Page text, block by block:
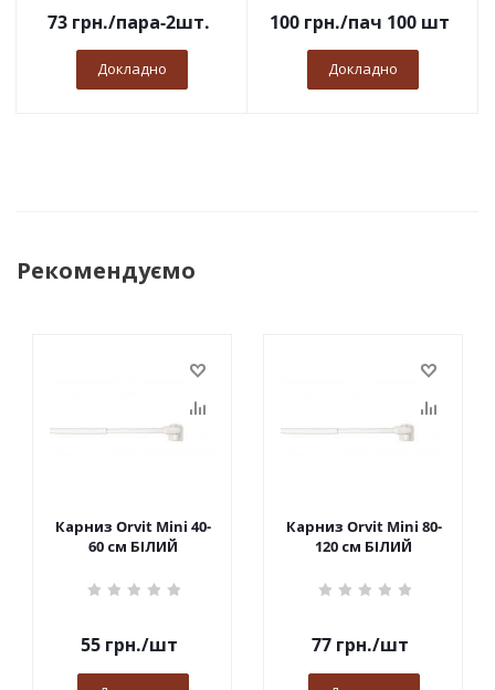
73грн./пара-2шт.
Докладно
100грн./пач 100 шт
Докладно
Рекомендуємо
Карниз Orvit Mini 40-
60 см БІЛИЙ
55грн./шт
Карниз Orvit Mini 80-
120 см БІЛИЙ
77грн./шт